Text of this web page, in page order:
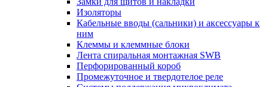
Изоляторы
Кабельные вводы (сальники) и аксессуары к
ним
Клеммы и клеммные блоки
Лента спиральная монтажная SWB
Перфорированный короб
Промежуточное и твердотелое реле